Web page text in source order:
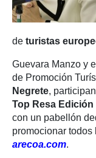
de turistas
Guevara Manzo y
de Promoción
Negrete,
Top Resa Edición
con un pabellón
promocionar
arecoa.com.